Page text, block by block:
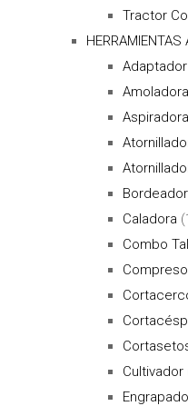
Tractor
HERRAMIENTAS
Amoladora
Aspiradora
Caladora
Combo
Cultivador